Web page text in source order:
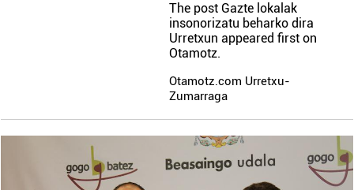
The post Gazte lokalak
insonorizatu beharko dira
Urretxun appeared first on
Otamotz.
Otamotz.com Urretxu-
Zumarraga